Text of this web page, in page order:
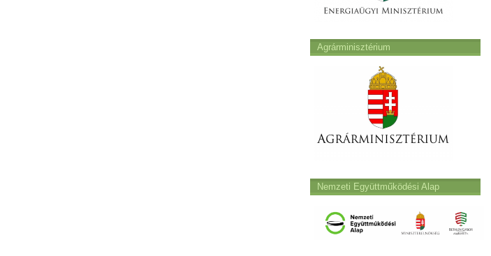
Agrárminisztérium
Nemzeti Együttműködési Alap